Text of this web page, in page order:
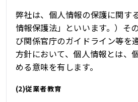
弊社は、個人情報の保護に関す
情報保護法」といいます。）そ
び関係官庁のガイドライン等を
方針において、個人情報とは、
める意味を有します。
(2)従業者教育